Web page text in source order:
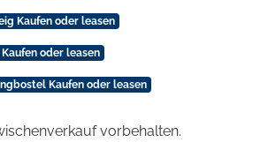
Kaufen oder leasen
oder leasen
Kaufen oder leasen
vorbehalten.